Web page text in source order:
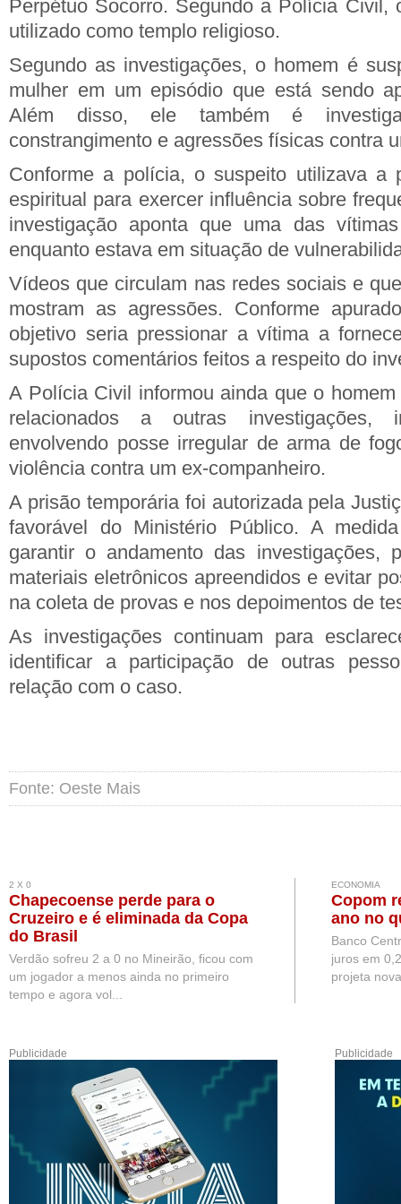
Perpétuo Socorro. Segundo a Polícia Civil,
utilizado como templo religioso.
Segundo as investigações, o homem é
mulher em um episódio que está sendo
Além disso, ele também é
constrangimento e agressões físicas contra
Conforme a polícia, o suspeito utilizava a
espiritual para exercer influência sobre
investigação aponta que uma das
enquanto estava em situação de
Vídeos que circulam nas redes sociais e
mostram as agressões. Conforme
objetivo seria pressionar a vítima a
supostos comentários feitos a respeito do
A Polícia Civil informou ainda que o
relacionados a outras investigações,
envolvendo posse irregular de arma de
violência contra um ex-companheiro.
A prisão temporária foi autorizada pela
favorável do Ministério Público. A
garantir o andamento das investigações,
materiais eletrônicos apreendidos e evitar
na coleta de provas e nos depoimentos de
As investigações continuam para
identificar a participação de outras
relação com o caso.
Fonte: Oeste Mais
2 X 0
Chapecoense perde para o
Cruzeiro e é eliminada da Copa
do Brasil
Verdão sofreu 2 a 0 no Mineirão, ficou com
um jogador a menos ainda no primeiro
tempo e agora vol...
ECONOMIA
Copom
ano no
Banco
juros em
projeta
Publicidade Publicidade